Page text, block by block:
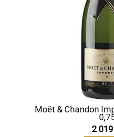
Moët & Chandon
2